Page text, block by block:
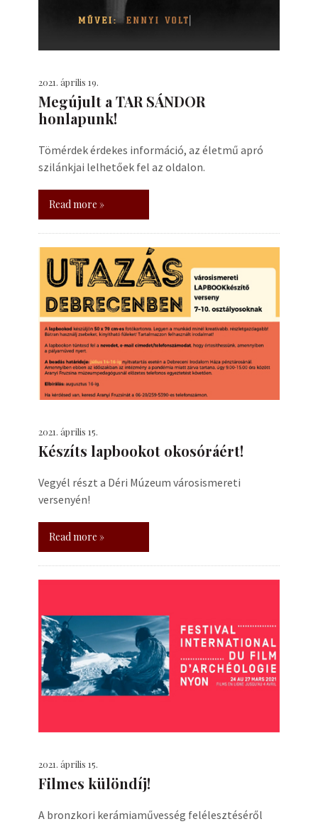
2021. április 19.
Megújult a TAR SÁNDOR
honlapunk!
Tömérdek érdekes információ, az életmű apró
szilánkjai lelhetőek fel az oldalon.
Read more »
2021. április 15.
Készíts lapbookot okosóráért!
Vegyél részt a Déri Múzeum városismereti
versenyén!
Read more »
2021. április 15.
Filmes különdíj!
A bronzkori kerámiaművesség felélesztéséről